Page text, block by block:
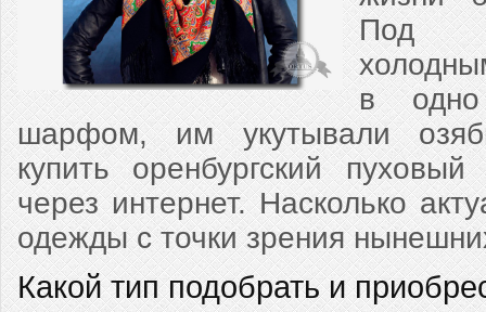
Под
в
шарфом, им укутывали
купить оренбургский
через интернет. Насколько
одежды с точки зрения
Какой тип подобрать и